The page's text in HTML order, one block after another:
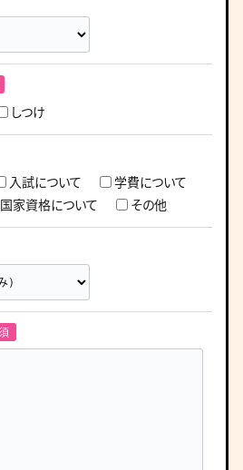
しつけ
入試について
学費について
国家資格について その他